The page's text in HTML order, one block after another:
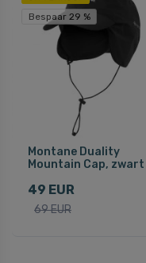
Bespaar 29 %
Montane Duality
Mountain Cap, zwart
49 EUR
69 EUR